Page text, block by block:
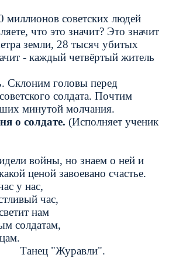
миллионов советских людей
что это значит? Это значит
земли, 28 тысяч убитых
- каждый четвёртый житель
Склоним головы перед
солдата. Почтим
минутой молчания.
(Исполняет ученик
войны, но знаем о ней и
ценой завоевано счастье.
у нас,
час,
нам
солдатам,